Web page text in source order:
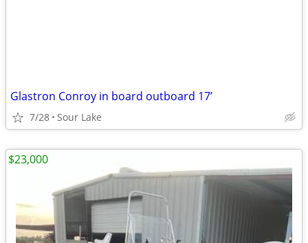
Glastron Conroy in board outboard 17’
7/28 Sour Lake
$23,000